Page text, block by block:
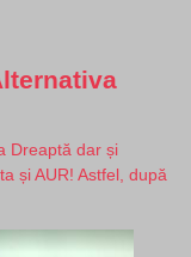
Dreaptă dar și
și AUR! Astfel, după